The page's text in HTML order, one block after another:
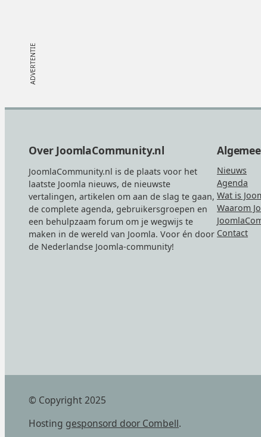
Over JoomlaCommunity.nl
JoomlaCommunity.nl is de plaats voor het
laatste Joomla nieuws, de nieuwste
vertalingen, artikelen om aan de slag te gaan,
de complete agenda, gebruikersgroepen en
een behulpzaam forum om je wegwijs te
maken in de wereld van Joomla. Voor én door
de Nederlandse Joomla-community!
Nieuws
Agenda
Wat is
Waarom
Contact
© Copyright 2025
Hosting gesponsord door Combell.